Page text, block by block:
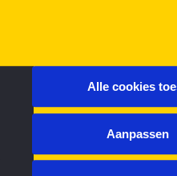
Alle cookies
Aanpassen